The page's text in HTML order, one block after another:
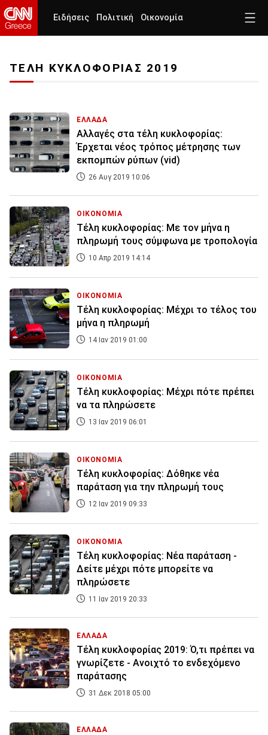
Ειδήσεις Πολιτική Οικονομία
ΤΕΛΗ ΚΥΚΛΟΦΟΡΙΑΣ 2019
ΕΛΛΑΔΑ
Αλλαγές στα τέλη κυκλοφορίας:
Έρχεται νέος τρόπος μέτρησης των
εκπομπών ρύπων (vid)
26 Αυγ 2019 10:06
ΟΙΚΟΝΟΜΙΑ
Τέλη κυκλοφορίας: Με τον μήνα η
πληρωμή τους σύμφωνα με τροπολογία
10 Απρ 2019 14:14
ΟΙΚΟΝΟΜΙΑ
Τέλη κυκλοφορίας: Μέχρι το τέλος του
μήνα η πληρωμή
14 Ιαν 2019 01:00
ΟΙΚΟΝΟΜΙΑ
Τέλη κυκλοφορίας: Μέχρι πότε πρέπει
να τα πληρώσετε
13 Ιαν 2019 06:01
ΟΙΚΟΝΟΜΙΑ
Τέλη κυκλοφορίας: Δόθηκε νέα
παράταση για την πληρωμή τους
12 Ιαν 2019 09:33
ΟΙΚΟΝΟΜΙΑ
Τέλη κυκλοφορίας: Νέα παράταση -
Δείτε μέχρι πότε μπορείτε να
πληρώσετε
11 Ιαν 2019 20:33
ΕΛΛΑΔΑ
Τέλη κυκλοφορίας 2019: Ό,τι πρέπει να
γνωρίζετε - Ανοιχτό το ενδεχόμενο
παράτασης
31 Δεκ 2018 05:00
ΕΛΛΑΔΑ